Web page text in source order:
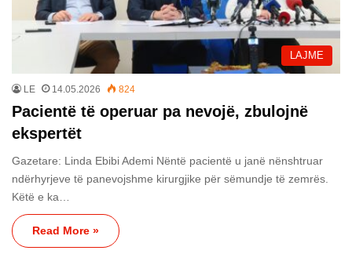
LAJME
LE 14.05.2026 824
Pacientë të operuar pa nevojë, zbulojnë
ekspertët
Gazetare: Linda Ebibi Ademi Nëntë pacientë u janë nënshtruar
ndërhyrjeve të panevojshme kirurgjike për sëmundje të zemrës.
Këtë e ka…
Read More »